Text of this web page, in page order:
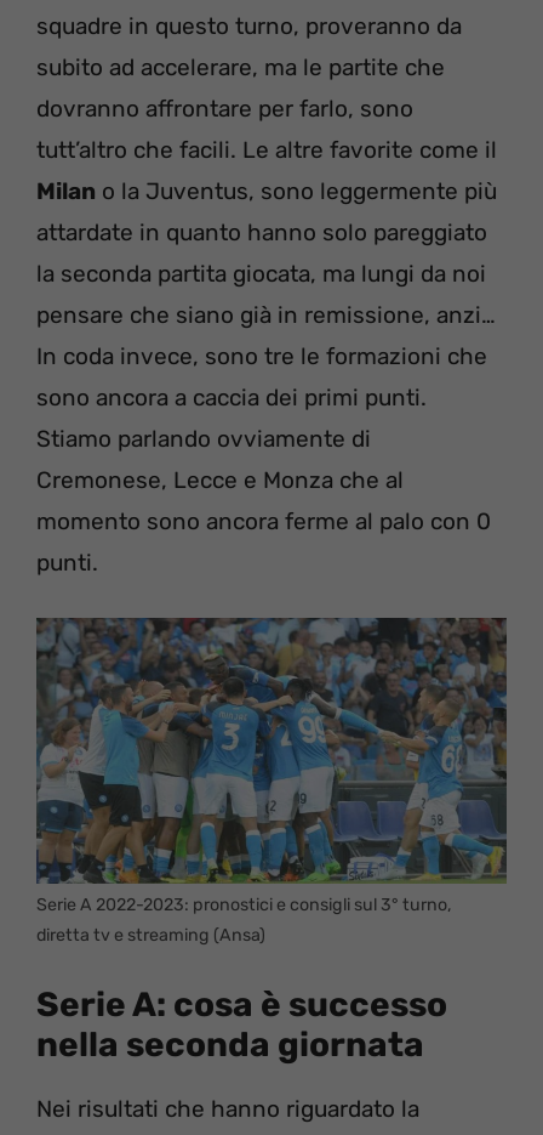
squadre in questo turno, proveranno da
subito ad accelerare, ma le partite che
dovranno affrontare per farlo, sono
tutt’altro che facili. Le altre favorite come il
Milan o la Juventus, sono leggermente più
attardate in quanto hanno solo pareggiato
la seconda partita giocata, ma lungi da noi
pensare che siano già in remissione, anzi…
In coda invece, sono tre le formazioni che
sono ancora a caccia dei primi punti.
Stiamo parlando ovviamente di
Cremonese, Lecce e Monza che al
momento sono ancora ferme al palo con 0
punti.
Serie A 2022-2023: pronostici e consigli sul 3° turno,
diretta tv e streaming (Ansa)
Serie A: cosa è successo
nella seconda giornata
Nei risultati che hanno riguardato la